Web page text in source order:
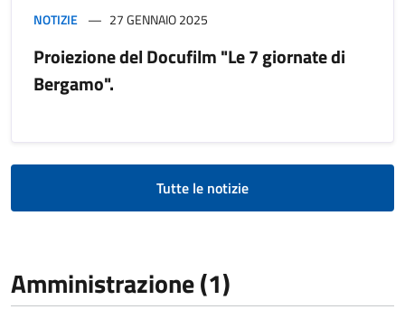
NOTIZIE 27 GENNAIO 2025
Proiezione del Docufilm "Le 7 giornate di
Bergamo".
Tutte le notizie
Amministrazione (1)